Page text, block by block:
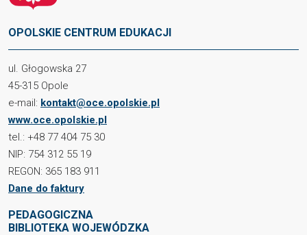
OPOLSKIE CENTRUM EDUKACJI
ul. Głogowska 27
45-315 Opole
e-mail: kontakt@oce.opolskie.pl
www.oce.opolskie.pl
tel.: +48 77 404 75 30
NIP: 754 312 55 19
REGON: 365 183 911
Dane do faktury
PEDAGOGICZNA
BIBLIOTEKA WOJEWÓDZKA